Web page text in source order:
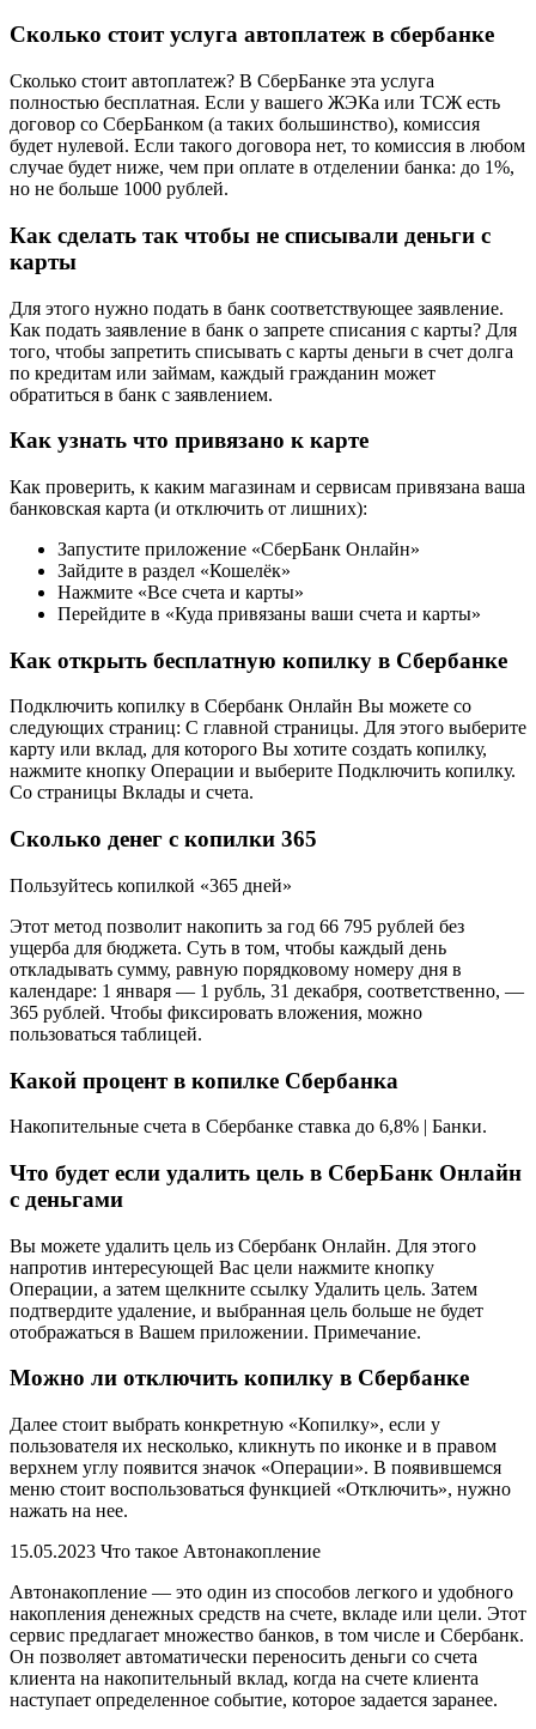
Сколько стоит услуга автоплатеж в сбербанке
Сколько стоит автоплатеж? В СберБанке эта услуга
полностью бесплатная. Если у вашего ЖЭКа или ТСЖ есть
договор со СберБанком (а таких большинство), комиссия
будет нулевой. Если такого договора нет, то комиссия в любом
случае будет ниже, чем при оплате в отделении банка: до 1%,
но не больше 1000 рублей.
Как сделать так чтобы не списывали деньги с
карты
Для этого нужно подать в банк соответствующее заявление.
Как подать заявление в банк о запрете списания с карты? Для
того, чтобы запретить списывать с карты деньги в счет долга
по кредитам или займам, каждый гражданин может
обратиться в банк с заявлением.
Как узнать что привязано к карте
Как проверить, к каким магазинам и сервисам привязана ваша
банковская карта (и отключить от лишних):
Запустите приложение «СберБанк Онлайн»
Зайдите в раздел «Кошелёк»
Нажмите «Все счета и карты»
Перейдите в «Куда привязаны ваши счета и карты»
Как открыть бесплатную копилку в Сбербанке
Подключить копилку в Сбербанк Онлайн Вы можете со
следующих страниц: C главной страницы. Для этого выберите
карту или вклад, для которого Вы хотите создать копилку,
нажмите кнопку Операции и выберите Подключить копилку.
Со страницы Вклады и счета.
Сколько денег с копилки 365
Пользуйтесь копилкой «365 дней»
Этот метод позволит накопить за год 66 795 рублей без
ущерба для бюджета. Суть в том, чтобы каждый день
откладывать сумму, равную порядковому номеру дня в
календаре: 1 января — 1 рубль, 31 декабря, соответственно, —
365 рублей. Чтобы фиксировать вложения, можно
пользоваться таблицей.
Какой процент в копилке Сбербанка
Накопительные счета в Сбербанке ставка до 6,8% | Банки.
Что будет если удалить цель в СберБанк Онлайн
с деньгами
Вы можете удалить цель из Сбербанк Онлайн. Для этого
напротив интересующей Вас цели нажмите кнопку
Операции, а затем щелкните ссылку Удалить цель. Затем
подтвердите удаление, и выбранная цель больше не будет
отображаться в Вашем приложении. Примечание.
Можно ли отключить копилку в Сбербанке
Далее стоит выбрать конкретную «Копилку», если у
пользователя их несколько, кликнуть по иконке и в правом
верхнем углу появится значок «Операции». В появившемся
меню стоит воспользоваться функцией «Отключить», нужно
нажать на нее.
15.05.2023 Что такое Автонакопление
Автонакопление — это один из способов легкого и удобного
накопления денежных средств на счете, вкладе или цели. Этот
сервис предлагает множество банков, в том числе и Сбербанк.
Он позволяет автоматически переносить деньги со счета
клиента на накопительный вклад, когда на счете клиента
наступает определенное событие, которое задается заранее.